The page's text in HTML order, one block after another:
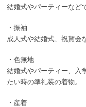
結婚式やパーティーなど
・振袖
成人式や結婚式、祝賀会
・色無地
結婚式やパーティー、入
たい時の準礼装の着物。
・産着